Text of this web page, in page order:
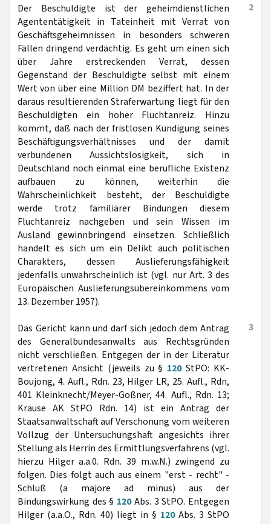
2
Der Beschuldigte ist der geheimdienstlichen
Agententätigkeit in Tateinheit mit Verrat von
Geschäftsgeheimnissen in besonders schweren
Fällen dringend verdächtig. Es geht um einen sich
über Jahre erstreckenden Verrat, dessen
Gegenstand der Beschuldigte selbst mit einem
Wert von über eine Million DM beziffert hat. In der
daraus resultierenden Straferwartung liegt für den
Beschuldigten ein hoher Fluchtanreiz. Hinzu
kommt, daß nach der fristlosen Kündigung seines
Beschäftigungsverhältnisses und der damit
verbundenen Aussichtslosigkeit, sich in
Deutschland noch einmal eine berufliche Existenz
aufbauen zu können, weiterhin die
Wahrscheinlichkeit besteht, der Beschuldigte
werde trotz familiärer Bindungen diesem
Fluchtanreiz nachgeben und sein Wissen im
Ausland gewinnbringend einsetzen. Schließlich
handelt es sich um ein Delikt auch politischen
Charakters, dessen Auslieferungsfähigkeit
jedenfalls unwahrscheinlich ist (vgl. nur Art. 3 des
Europäischen Auslieferungsübereinkommens vom
13. Dezember 1957).
3
Das Gericht kann und darf sich jedoch dem Antrag
des Generalbundesanwalts aus Rechtsgründen
nicht verschließen. Entgegen der in der Literatur
vertretenen Ansicht (jeweils zu § 120StPO: KK-
Boujong, 4. Aufl., Rdn. 23, Hilger LR, 25. Aufl., Rdn,
401 Kleinknecht/Meyer-Goßner, 44. Aufl., Rdn. 13;
Krause AK StPO Rdn. 14) ist ein Antrag der
Staatsanwaltschaft auf Verschonung vom weiteren
Vollzug der Untersuchungshaft angesichts ihrer
Stellung als Herrin des Ermittlungsverfahrens (vgl.
hierzu Hilger a.a.0. Rdn. 39 m.w.N.) zwingend zu
folgen. Dies folgt auch aus einem "erst - recht" -
Schluß (a majore ad minus) aus der
Bindungswirkung des § 120Abs. 3 StPO. Entgegen
Hilger (a.a.O., Rdn. 40) liegt in § 120Abs. 3 StPO